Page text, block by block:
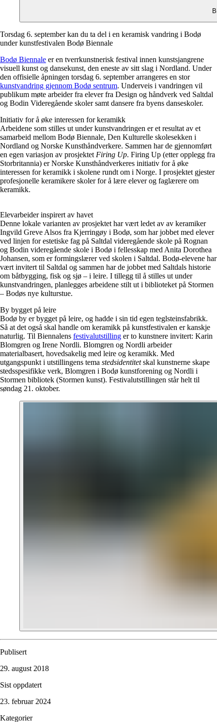
Torsdag 6. september kan du ta del i en keramisk vandring i Bodø
under kunstfestivalen Bodø Biennale
Bodø Biennale er en tverrkunstnerisk festival innen kunstsjangrene
visuell kunst og dansekunst, den eneste av sitt slag i Nordland. Under
den offisielle åpningen torsdag 6. september arrangeres en stor
kunstvandring gjennom Bodø sentrum. Underveis i vandringen vil
publikum møte arbeider fra elever fra Design og håndverk ved Saltdal
og Bodin Videregående skoler samt dansere fra byens danseskoler.
Initiativ for å øke interessen for keramikk
Arbeidene som stilles ut under kunstvandringen er et resultat av et
samarbeid mellom Bodø Biennale, Den Kulturelle skolesekken i
Nordland og Norske Kunsthåndverkere. Sammen har de gjennomført
en egen variasjon av prosjektet Firing Up. Firing Up (etter opplegg fra
Storbritannia) er Norske Kunsthåndverkeres initiativ for å øke
interessen for keramikk i skolene rundt om i Norge. I prosjektet gjester
profesjonelle keramikere skoler for å lære elever og faglærere om
keramikk.
Elevarbeider inspirert av havet
Denne lokale varianten av prosjektet har vært ledet av av keramiker
Ingvild Greve Alsos fra Kjerringøy i Bodø, som har jobbet med elever
ved linjen for estetiske fag på Saltdal videregående skole på Rognan
og Bodin videregående skole i Bodø i fellesskap med Anita Dorothea
Johansen, som er formingslærer ved skolen i Saltdal. Bodø-elevene har
vært invitert til Saltdal og sammen har de jobbet med Saltdals historie
om båtbygging, fisk og sjø – i leire. ​I tillegg til å stilles ut under
kunstvandringen, planlegges arbeidene stilt ut i biblioteket på Stormen
– Bodøs nye kulturstue.
By bygget på leire
Bodø by er bygget på leire, og hadde i sin tid egen teglsteinsfabrikk.
Så at det også skal handle om keramikk på kunstfestivalen er kanskje
naturlig. Til Biennalens festivalutstilling er to kunstnere invitert: Karin
Blomgren og Irene Nordli. Blomgren og Nordli arbeider
materialbasert, hovedsakelig med leire og keramikk. Med
utgangspunkt i utstillingens tema stedsidentitetskal kunstnerne skape
stedsspesifikke verk, Blomgren i Bodø kunstforening og Nordli i
Stormen bibliotek (Stormen kunst). Festivalutstillingen står helt til
søndag 21. oktober.
Publisert
29. august 2018
Sist oppdatert
23. februar 2024
Kategorier